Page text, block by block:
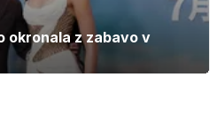
okronala z zabavo v